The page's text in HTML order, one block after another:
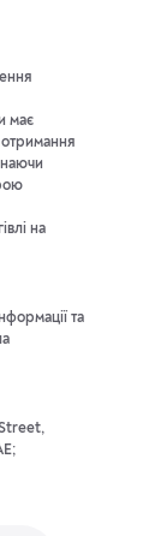
має
отримання
на
та